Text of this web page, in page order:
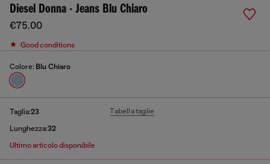
Diesel Donna - Jeans Blu Chiaro
€75.00
Good conditions
Colore: Blu Chiaro
Taglia:23 Tabella taglie
Lunghezza:32
Ultimo articolo disponibile